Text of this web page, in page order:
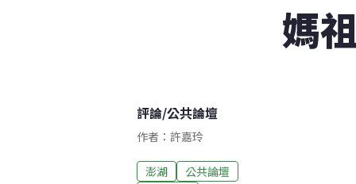
媽
評論/公共論壇
作者：許嘉玲
澎湖
公共論壇